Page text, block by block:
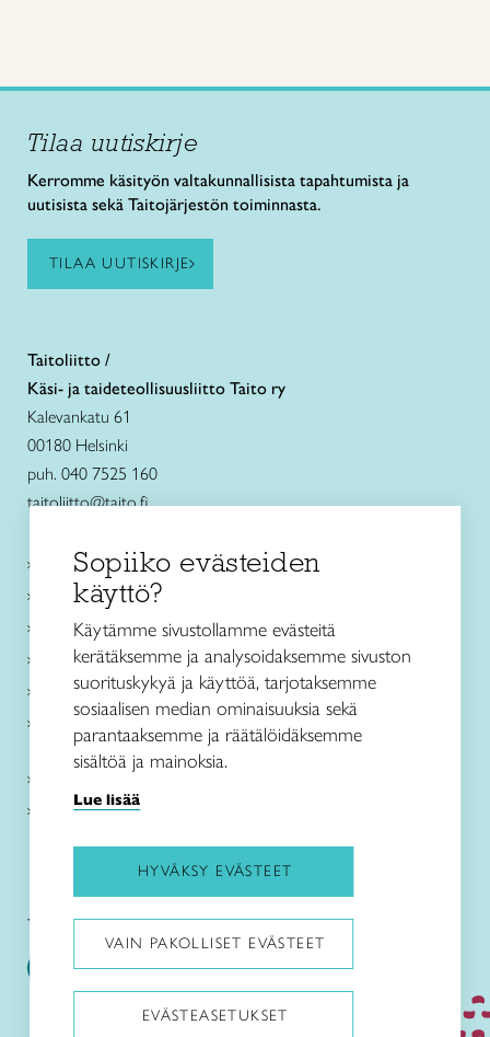
Tilaa uutiskirje
Kerromme käsityön valtakunnallisista tapahtumista ja
uutisista sekä Taitojärjestön toiminnasta.
TILAA UUTISKIRJE
Taitoliitto /
Käsi- ja taideteollisuusliitto Taito ry
Kalevankatu 61
00180 Helsinki
puh. 040 7525 160
taitoliitto@taito.fi
Käsityökurssit ja koulutus
Ajankohtaista
Käsityöohjeet
Me olemme Taito
Paikallinen toiminta
Verkkokaupat
Kirjaudu Arviin
Kirjaudu Taitocampukseen
Taitoliitto: Taito-lehti:
Sopiiko evästeiden
käyttö?
Käytämme sivustollamme evästeitä
kerätäksemme ja analysoidaksemme sivuston
suorituskykyä ja käyttöä, tarjotaksemme
sosiaalisen median ominaisuuksia sekä
parantaaksemme ja räätälöidäksemme
sisältöä ja mainoksia.
Lue lisää
HYVÄKSY EVÄSTEET
VAIN PAKOLLISET EVÄSTEET
EVÄSTEASETUKSET